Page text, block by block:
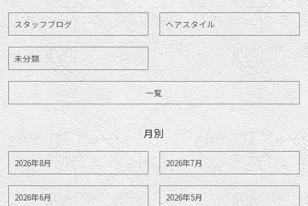
スタッフブログ ヘアスタイル
未分類
一覧
月別
2026年8月 2026年7月
2026年6月 2026年5月